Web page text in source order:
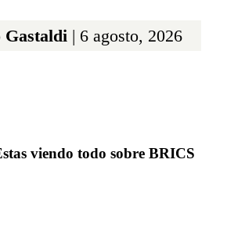
Gastaldi | 6 agosto, 2026
viendo todo sobre BRICS